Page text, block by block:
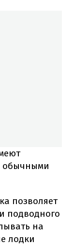
обычными
позволяет
подводного
на
лодки